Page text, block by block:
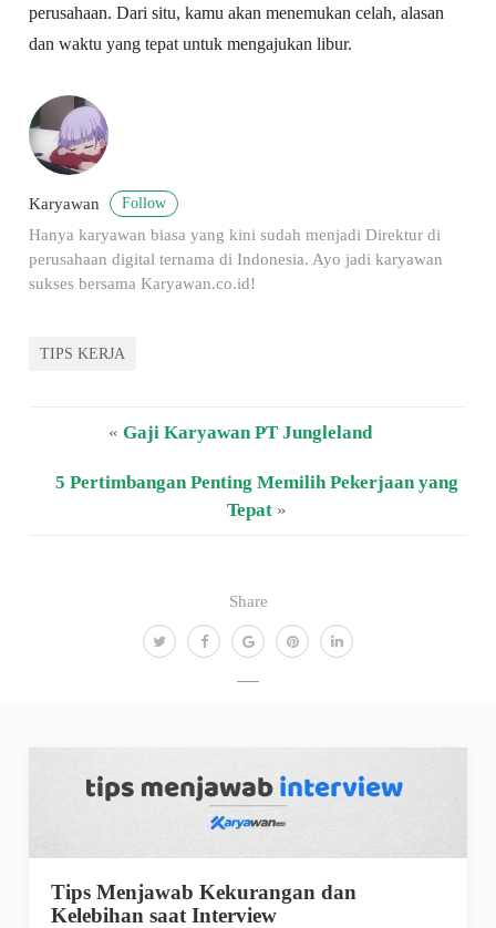
Share
perusahaan. Dari situ, kamu akan menemukan celah, alasan
dan waktu yang tepat untuk mengajukan libur.
Karyawan Follow
Hanya karyawan biasa yang kini sudah menjadi Direktur di
perusahaan digital ternama di Indonesia. Ayo jadi karyawan
sukses bersama Karyawan.co.id!
TIPS KERJA
« Gaji Karyawan PT Jungleland
5 Pertimbangan Penting Memilih Pekerjaan yang
Tepat»
Tips Menjawab Kekurangan dan
Kelebihan saat Interview